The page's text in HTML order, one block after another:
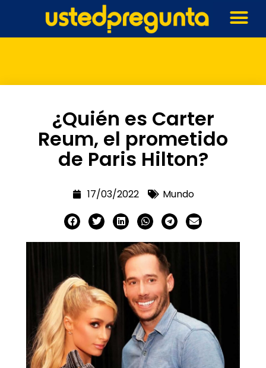
¿Quién es Carter
Reum, el prometido
de Paris Hilton?
17/03/2022 Mundo